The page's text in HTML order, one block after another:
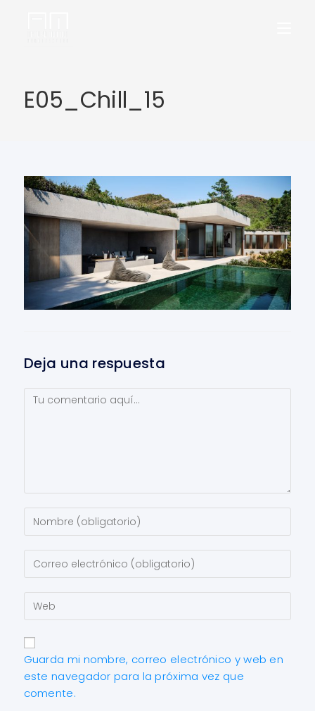
E05_Chill_15
Deja una respuesta
Guarda mi nombre, correo electrónico y web en
este navegador para la próxima vez que
comente.